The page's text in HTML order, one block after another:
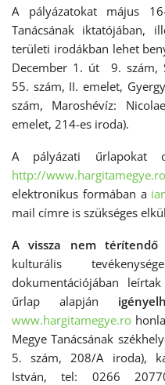
A pályázatokat május
Tanácsának iktatójában,
területi irodákban lehet
December 1. út 9. szám,
55. szám, II. emelet,
szám, Maroshévíz:
emelet, 214-es iroda).
A pályázati űrlapokat
http://
elektronikus formában a
mail címre is szükséges
A vissza nem térítendő
kulturális
dokumentációjában
űrlap alapján
www.hargitamegye.ro
Megye Tanácsának
5. szám, 208/A iroda),
István, tel: 0266